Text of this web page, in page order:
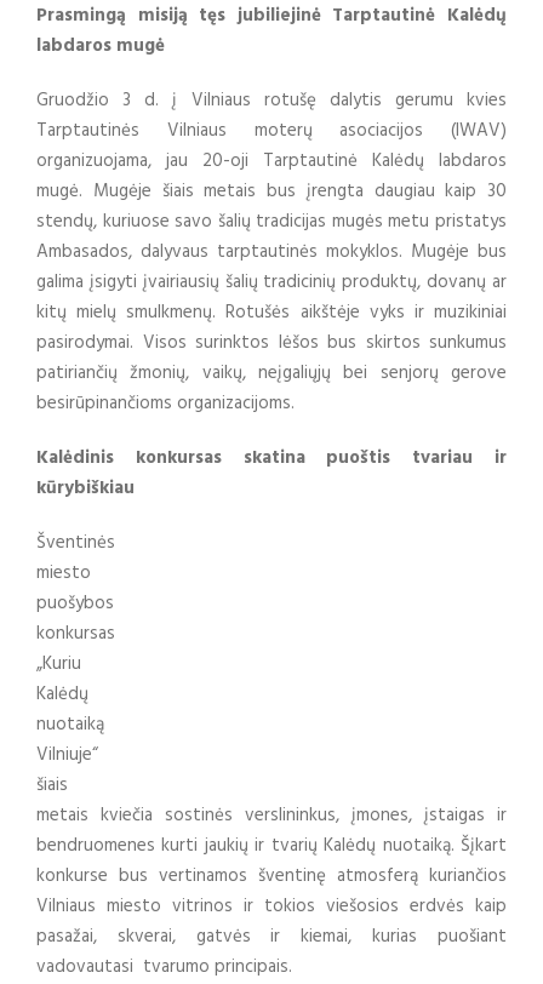
Prasmingą misiją tęs jubiliejinė Tarptautinė Kalėdų
labdaros mugė
Gruodžio 3 d. į Vilniaus rotušę dalytis gerumu kvies
Tarptautinės Vilniaus moterų asociacijos (IWAV)
organizuojama, jau 20-oji Tarptautinė Kalėdų labdaros
mugė. Mugėje šiais metais bus įrengta daugiau kaip 30
stendų, kuriuose savo šalių tradicijas mugės metu pristatys
Ambasados, dalyvaus tarptautinės mokyklos. Mugėje bus
galima įsigyti įvairiausių šalių tradicinių produktų, dovanų ar
kitų mielų smulkmenų. Rotušės aikštėje vyks ir muzikiniai
pasirodymai. Visos surinktos lėšos bus skirtos sunkumus
patiriančių žmonių, vaikų, neįgaliųjų bei senjorų gerove
besirūpinančioms organizacijoms.
Kalėdinis konkursas skatina puoštis tvariau ir
kūrybiškiau
Šventinės
miesto
puošybos
konkursas
„Kuriu
Kalėdų
nuotaiką
Vilniuje“
šiais
metais kviečia sostinės verslininkus, įmones, įstaigas ir
bendruomenes kurti jaukių ir tvarių Kalėdų nuotaiką. Šįkart
konkurse bus vertinamos šventinę atmosferą kuriančios
Vilniaus miesto vitrinos ir tokios viešosios erdvės kaip
pasažai, skverai, gatvės ir kiemai, kurias puošiant
vadovautasi tvarumo principais.